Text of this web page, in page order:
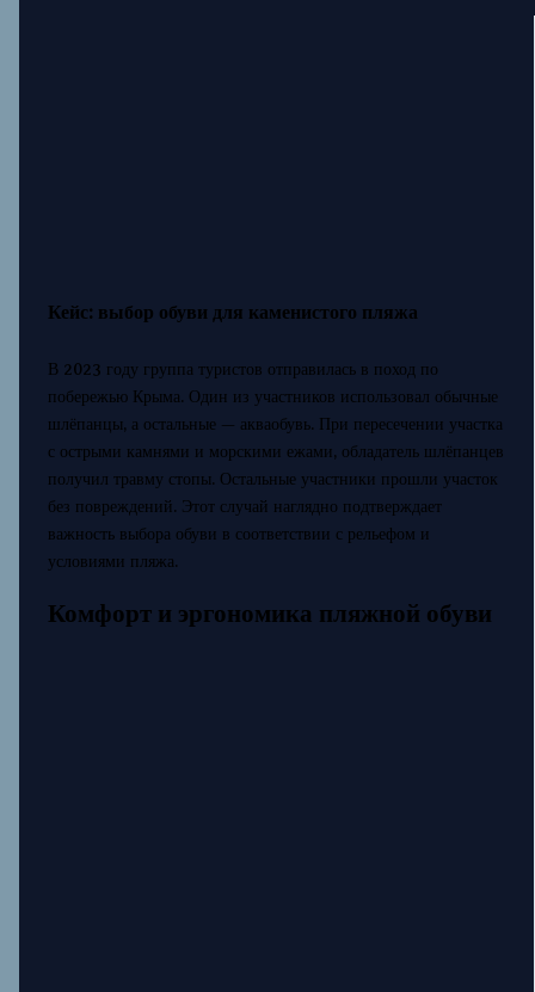
Кейс: выбор обуви для каменистого пляжа
В 2023 году группа туристов отправилась в поход по
побережью Крыма. Один из участников использовал обычные
шлёпанцы, а остальные — акваобувь. При пересечении участка
с острыми камнями и морскими ежами, обладатель шлёпанцев
получил травму стопы. Остальные участники прошли участок
без повреждений. Этот случай наглядно подтверждает
важность выбора обуви в соответствии с рельефом и
условиями пляжа.
Комфорт и эргономика пляжной обуви